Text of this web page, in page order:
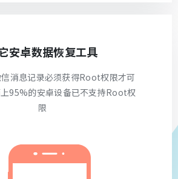
安卓数据恢复工具
消息记录必须获得Root权限才可
95%的安卓设备已不支持Root权
限